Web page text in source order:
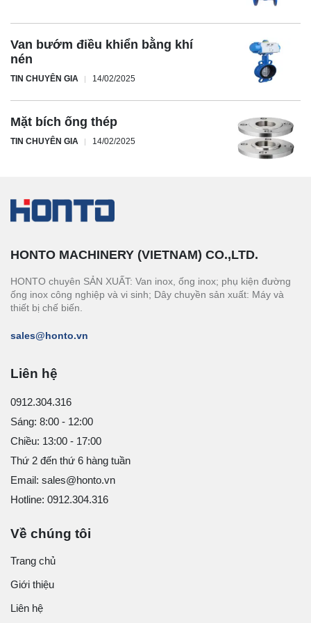
Van bướm điều khiển bằng khí
nén
TIN CHUYÊN GIA 14/02/2025
Mặt bích ống thép
TIN CHUYÊN GIA 14/02/2025
HONTO MACHINERY (VIETNAM) CO.,LTD.
HONTO chuyên SẢN XUẤT: Van inox, ống inox; phụ kiện đường
ống inox công nghiệp và vi sinh; Dây chuyền sản xuất: Máy và
thiết bị chế biến.
sales@honto.vn
Liên hệ
0912.304.316
Sáng: 8:00 - 12:00
Chiều: 13:00 - 17:00
Thứ 2 đến thứ 6 hàng tuần
Email: sales@honto.vn
Hotline: 0912.304.316
Về chúng tôi
Trang chủ
Giới thiệu
Liên hệ